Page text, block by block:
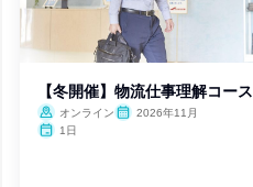
【冬開催】物流仕事理解コース
オンライン
2026年11月
1日